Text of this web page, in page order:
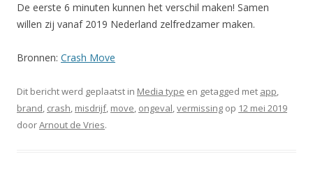
De eerste 6 minuten kunnen het verschil maken! Samen
willen zij vanaf 2019 Nederland zelfredzamer maken.
Bronnen: Crash Move
Dit bericht werd geplaatst in Media type en getagged met app,
brand, crash, misdrijf, move, ongeval,vermissing op 12 mei 2019
doorArnout de Vries.